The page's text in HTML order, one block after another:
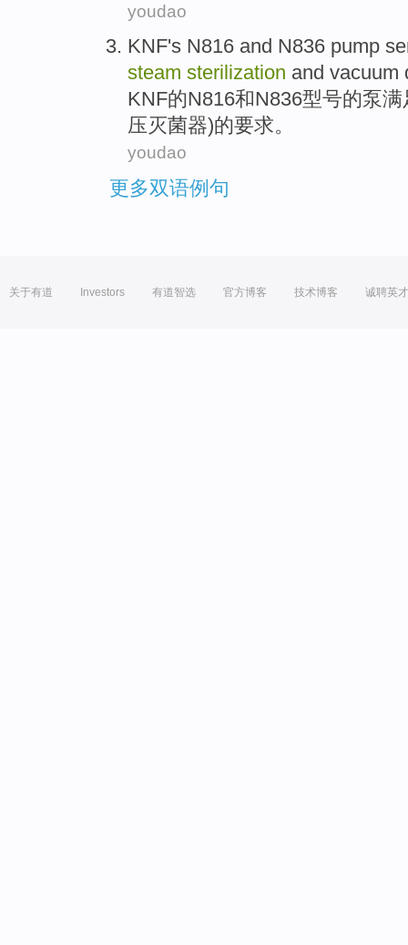
youdao
KNF's N816 and N836 pump
steam sterilization and vacuum
KNF的N816和N836型号的泵满
压灭菌器)的要求。
youdao
更多双语例句
关于有道 Investors 有道智选 官方博客 技术博客 诚聘英才